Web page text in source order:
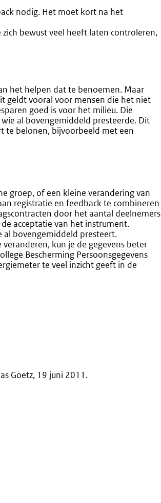
nodig. Het moet kort na het
bewust veel heeft laten controleren,
het helpen dat te benoemen. Maar
geldt vooral voor mensen die het niet
goed is voor het milieu. Die
al bovengemiddeld presteerde. Dit
te belonen, bijvoorbeeld met een
groep, of een kleine verandering van
registratie en feedback te combineren
door het aantal deelnemers
acceptatie van het instrument.
al bovengemiddeld presteert.
kun je de gegevens beter
Bescherming Persoonsgegevens
te veel inzicht geeft in de
Goetz, 19 juni 2011.